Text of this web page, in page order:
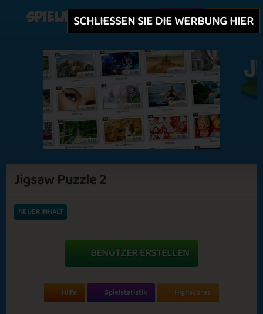
Spielmit Erstellen Einloggen
Jigsaw Puzzle 2
NEUER INHALT
BENUTZER ERSTELLEN
Hilfe Spielstatistik Highscores
SCHLIESSEN SIE DIE WERBUNG HIER